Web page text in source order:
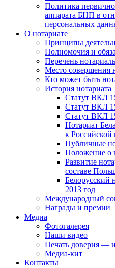
Политика
аппарата БНП в
персональных
О нотариате
Принципы
Полномочия и
Перечень
Место совершения
Кто может быть
История нотариата
Статут ВКЛ
Статут ВКЛ
Статут ВКЛ
Нотариат
к
Публичные
Положение о
Развитие
составе
Белорусский
2013 год
Международный
Награды и премии
Медиа
Фотогалерея
Наши видео
Печать доверия —
Медиа-кит
Контакты